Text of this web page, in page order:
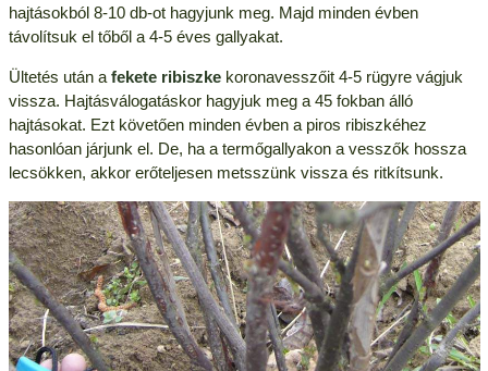
hajtásokból 8-10 db-ot hagyjunk meg. Majd minden évben
távolítsuk el tőből a 4-5 éves gallyakat.
Ültetés után a fekete ribiszkekoronavesszőit 4-5 rügyre vágjuk
vissza. Hajtásválogatáskor hagyjuk meg a 45 fokban álló
hajtásokat. Ezt követően minden évben a piros ribiszkéhez
hasonlóan járjunk el. De, ha a termőgallyakon a vesszők hossza
lecsökken, akkor erőteljesen metsszünk vissza és ritkítsunk.